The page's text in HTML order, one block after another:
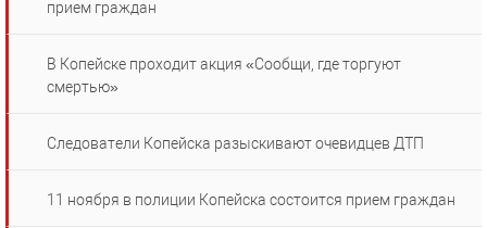
прием граждан
В Копейске проходит акция «Сообщи, где торгуют
смертью»
Следователи Копейска разыскивают очевидцев ДТП
11 ноября в полиции Копейска состоится прием граждан